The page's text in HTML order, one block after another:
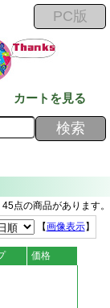
カートを見る
45点の商品があります。
【画像表示】
価格